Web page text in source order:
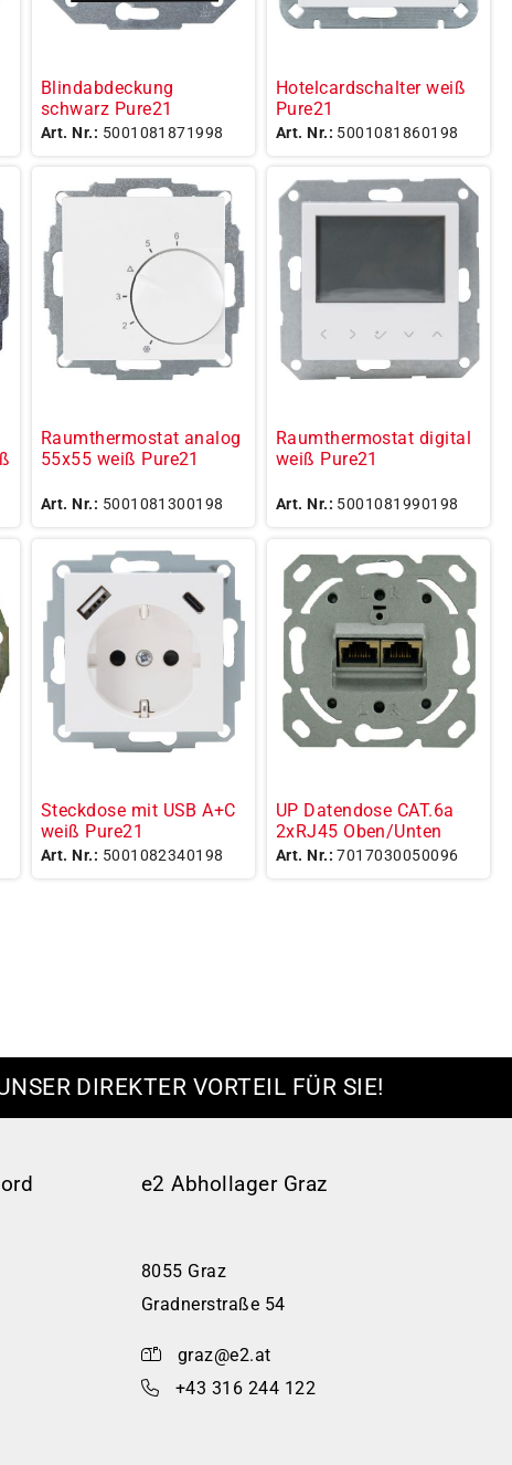
Blindabdeckung
schwarz Pure21
Art. Nr.: 5001081871998
Hotelcardschalter weiß
Pure21
Art. Nr.: 5001081860198
Raumthermostat analog
55x55 weiß Pure21
Art. Nr.: 5001081300198
Raumthermostat digital
weiß Pure21
Art. Nr.: 5001081990198
Steckdose mit USB A+C
weiß Pure21
Art. Nr.: 5001082340198
UP Datendose CAT.6a
2xRJ45 Oben/Unten
Art. Nr.: 7017030050096
DIREKTER VORTEIL FÜR SIE!
e2 Abhollager Graz
8055 Graz
Gradnerstraße 54
graz@e2.at
+43 316 244 122